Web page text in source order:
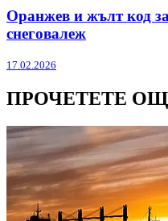
Оранжев и жълт код
снеговалеж
17.02.2026
ПРОЧЕТЕТЕ